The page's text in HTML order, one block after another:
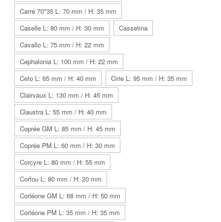
Carré 70*35 L: 70 mm / H: 35 mm
Caselle L: 80 mm / H: 30 mm
Cassetina
Cavallo L: 75 mm / H: 22 mm
Cephalonia L: 100 mm / H: 22 mm
Ceto L: 65 mm / H: 40 mm
Cirie L: 95 mm / H: 35 mm
Clairvaux L: 130 mm / H: 45 mm
Claustra L: 55 mm / H: 40 mm
Coprée GM L: 85 mm / H: 45 mm
Coprée PM L: 60 mm / H: 30 mm
Corcyre L: 80 mm / H: 55 mm
Corfou L: 80 mm / H: 20 mm
Corléone GM L: 68 mm / H: 50 mm
Corléone PM L: 35 mm / H: 35 mm